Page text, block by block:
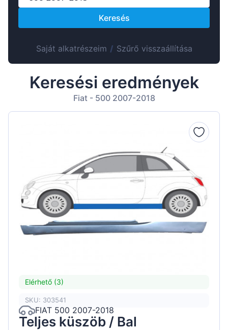
Lietuvių
Português
Latvian
Keresés
Saját alkatrészeim / Szűrő visszaállítása
Keresési eredmények
Fiat - 500 2007-2018
Elérhető (3)
SKU: 303541
FIAT 500 2007-2018
Teljes küszöb / Bal